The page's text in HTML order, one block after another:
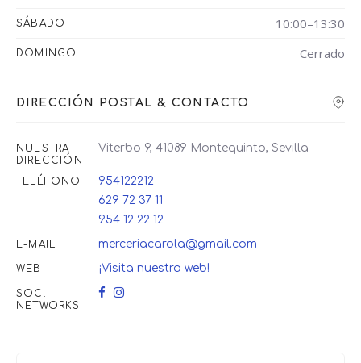
SÁBADO 10:00–13:30
DOMINGO Cerrado
DIRECCIÓN POSTAL & CONTACTO
NUESTRA
DIRECCIÓN
Viterbo 9, 41089 Montequinto, Sevilla
TELÉFONO
954122212
629 72 37 11
954 12 22 12
E-MAIL merceriacarola@gmail.com
WEB ¡Visita nuestra web!
SOC.
NETWORKS